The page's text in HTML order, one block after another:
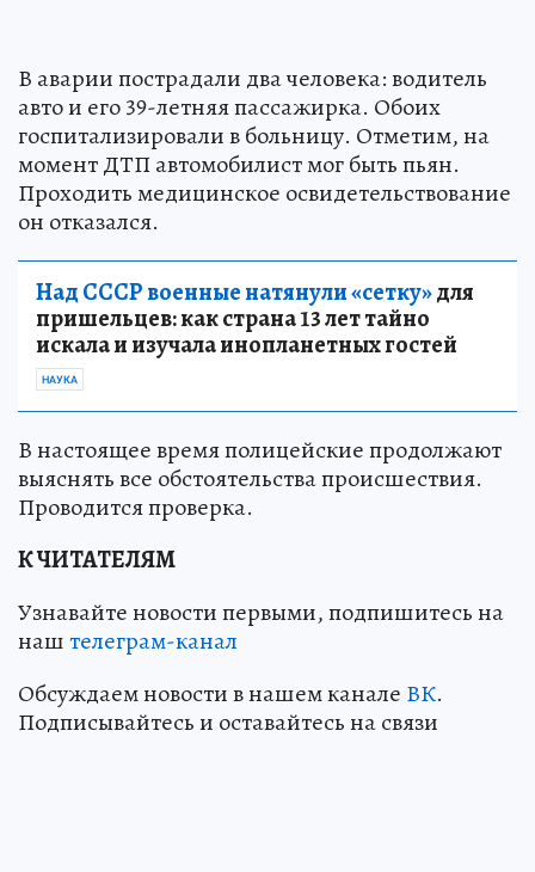
В аварии пострадали два человека: водитель
авто и его 39-летняя пассажирка. Обоих
госпитализировали в больницу. Отметим, на
момент ДТП автомобилист мог быть пьян.
Проходить медицинское освидетельствование
он отказался.
Над СССР военные натянули «сетку»для
пришельцев: как страна 13 лет тайно
искала и изучала инопланетных гостей
НАУКА
В настоящее время полицейские продолжают
выяснять все обстоятельства происшествия.
Проводится проверка.
К ЧИТАТЕЛЯМ
Узнавайте новости первыми, подпишитесь на
наштелеграм-канал
Обсуждаем новости в нашем канале ВК.
Подписывайтесь и оставайтесь на связи